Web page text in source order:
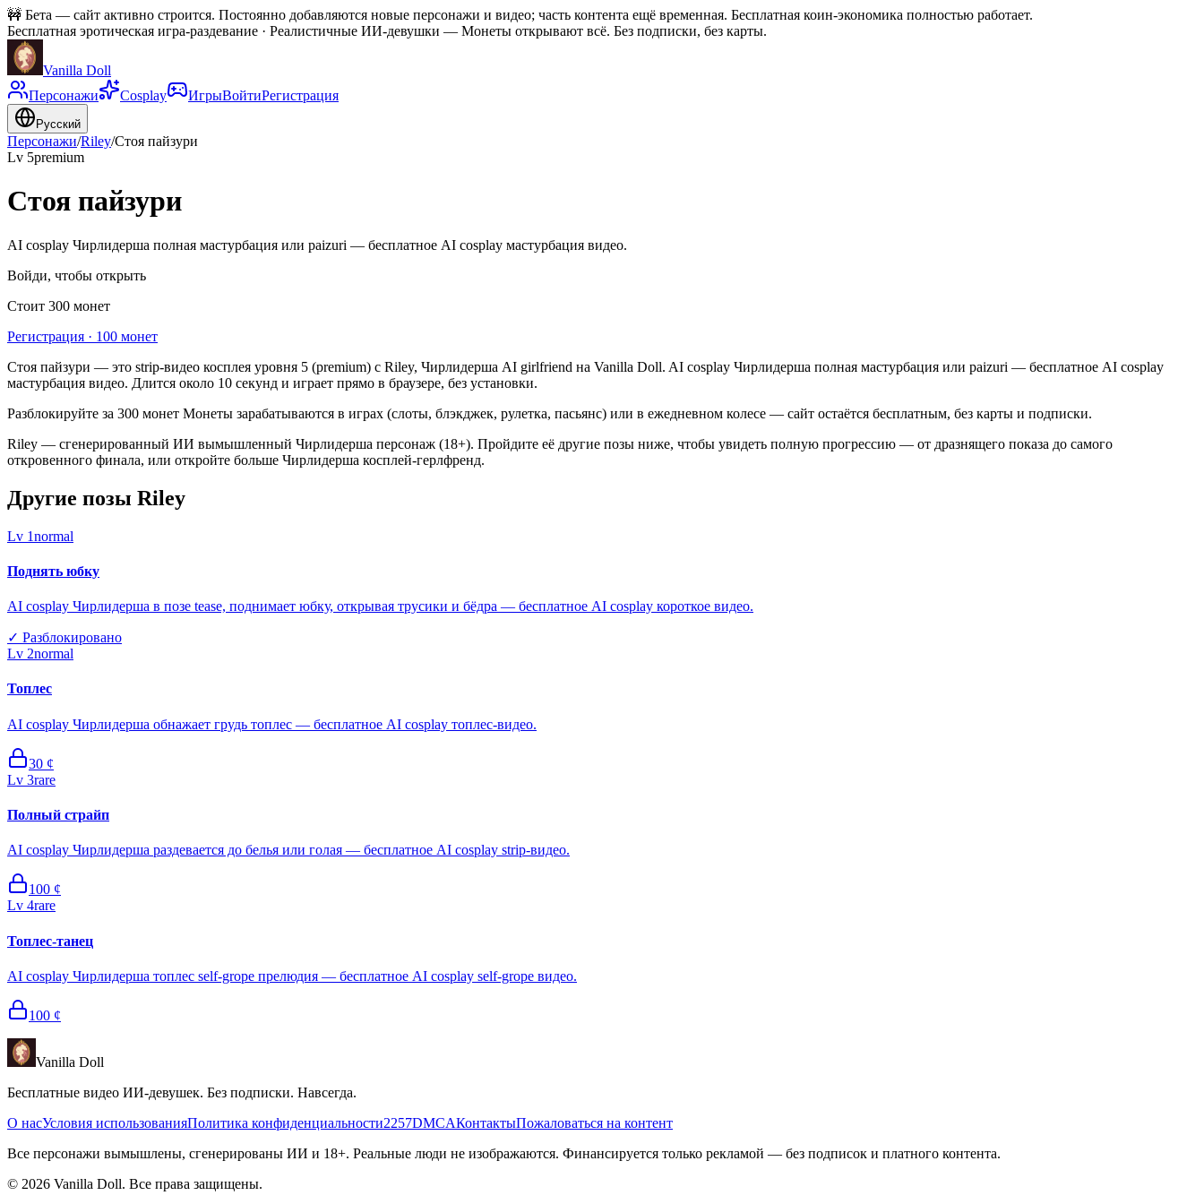
🚧 Бета — сайт активно строится. Постоянно добавляются новые персонажи и видео; часть контента ещё временная. Бесплатная коин-экономика полностью работает.
Бесплатная эротическая игра-раздевание · Реалистичные ИИ-девушки — Монеты открывают всё. Без подписки, без карты.
Vanilla Doll
Персонажи
Cosplay ИгрыВойтиРегистрация
Русский
Персонажи/Riley/Стоя пайзури
Lv 5premium
Стоя пайзури
AI cosplay Чирлидерша полная мастурбация или paizuri — бесплатное AI cosplay мастурбация видео.
Войди, чтобы открыть
Стоит 300 монет
Регистрация · 100 монет
Стоя пайзури — это strip-видео косплея уровня 5 (premium) с Riley, Чирлидерша AI girlfriend на Vanilla Doll. AI cosplay Чирлидерша полная мастурбация или paizuri — бесплатное AI cosplay
мастурбация видео. Длится около 10 секунд и играет прямо в браузере, без установки.
Разблокируйте за 300 монет Монеты зарабатываются в играх (слоты, блэкджек, рулетка, пасьянс) или в ежедневном колесе — сайт остаётся бесплатным, без карты и подписки.
Riley — сгенерированный ИИ вымышленный Чирлидерша персонаж (18+). Пройдите её другие позы ниже, чтобы увидеть полную прогрессию — от дразнящего показа до самого
откровенного финала, или откройте больше Чирлидерша косплей-герлфренд.
Другие позы Riley
Lv 1normal
Поднять юбку
AI cosplay Чирлидерша в позе tease, поднимает юбку, открывая трусики и бёдра — бесплатное AI cosplay короткое видео.
✓ Разблокировано
Lv 2normal
Топлес
AI cosplay Чирлидерша обнажает грудь топлес — бесплатное AI cosplay топлес-видео.
30 ¢
Lv 3rare
Полный страйп
AI cosplay Чирлидерша раздевается до белья или голая — бесплатное AI cosplay strip-видео.
100 ¢
Lv 4rare
Топлес-танец
AI cosplay Чирлидерша топлес self-grope прелюдия — бесплатное AI cosplay self-grope видео.
100 ¢
Vanilla Doll
Бесплатные видео ИИ-девушек. Без подписки. Навсегда.
О насУсловия использованияПолитика конфиденциальности2257DMCAКонтактыПожаловаться на контент
Все персонажи вымышлены, сгенерированы ИИ и 18+. Реальные люди не изображаются. Финансируется только рекламой — без подписок и платного контента.
© 2026 Vanilla Doll. Все права защищены.